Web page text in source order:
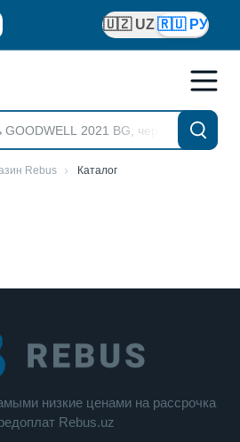
🇺🇿 UZ🇷🇺 РУ
Rebus Каталог
низкие ценами на рассрочка
Rebus.uz